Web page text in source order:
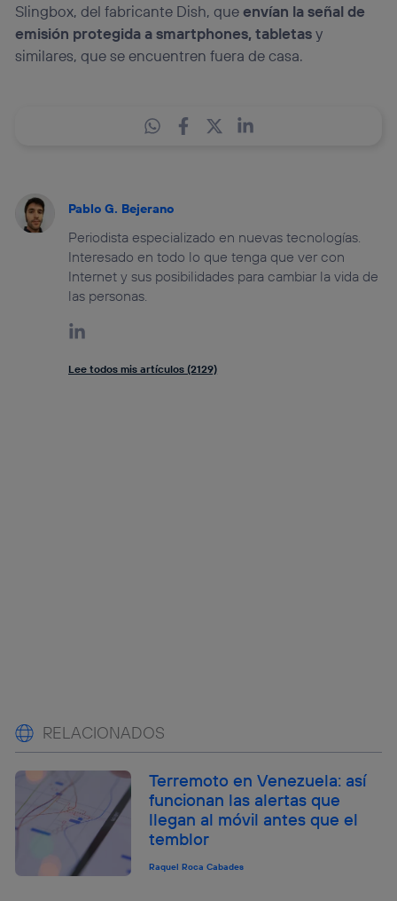
Slingbox, del fabricante Dish, queenvían la señal de
emisión protegida a smartphones, tabletasy
similares, que se encuentren fuera de casa.
Pablo G. Bejerano
Periodista especializado en nuevas tecnologías.
Interesado en todo lo que tenga que ver con
Internet y sus posibilidades para cambiar la vida de
las personas.
Lee todos mis artículos (2129)
RELACIONADOS
Terremoto en Venezuela: así
funcionan las alertas que
llegan al móvil antes que el
temblor
Raquel Roca Cabades